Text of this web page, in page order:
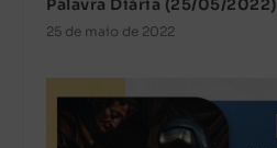
Palavra Diária (25/05/2022)
25 de maio de 2022